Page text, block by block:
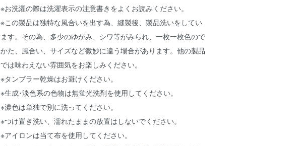
※お洗濯の際は洗濯表示の注意書きをよくお読みください。
※この製品は独特な風合いを出す為、縫製後、製品洗いをしてい
ます。その為、多少のゆがみ、シワ等がみられ、一枚一枚色ので
かた、風合い、サイズなど微妙に違う場合があります。他の製品
では味わえない雰囲気をお楽しみください。
※タンブラー乾燥はお避けください。
※生成･淡色系の色物は無蛍光洗剤を使用してください。
※濃色は単独で別に洗ってください。
※つけ置き洗い、濡れたままの放置はしないでください。
※アイロンは当て布を使用してください。